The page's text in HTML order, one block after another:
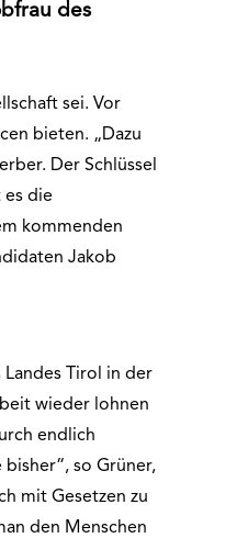
des
sei. Vor
bieten. „Dazu
Der Schlüssel
es die
kommenden
Jakob
Tirol in der
wieder lohnen
endlich
so Grüner,
mit Gesetzen zu
den Menschen